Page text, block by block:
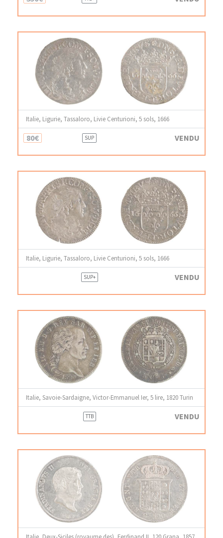
Italie, Ligurie, Tassaloro, Livie Centurioni, 5 sols, 1666
80€ SUP VENDU
Italie, Ligurie, Tassaloro, Livie Centurioni, 5 sols, 1666
SUP+ VENDU
Italie, Savoie-Sardaigne, Victor-Emmanuel Ier, 5 lire, 1820 Turin
TTB VENDU